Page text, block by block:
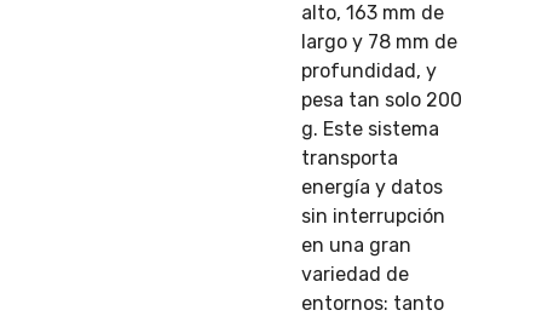
alto, 163 mm de
largo y 78 mm de
profundidad, y
pesa tan solo 200
g. Este sistema
transporta
energía y datos
sin interrupción
en una gran
variedad de
entornos: tanto